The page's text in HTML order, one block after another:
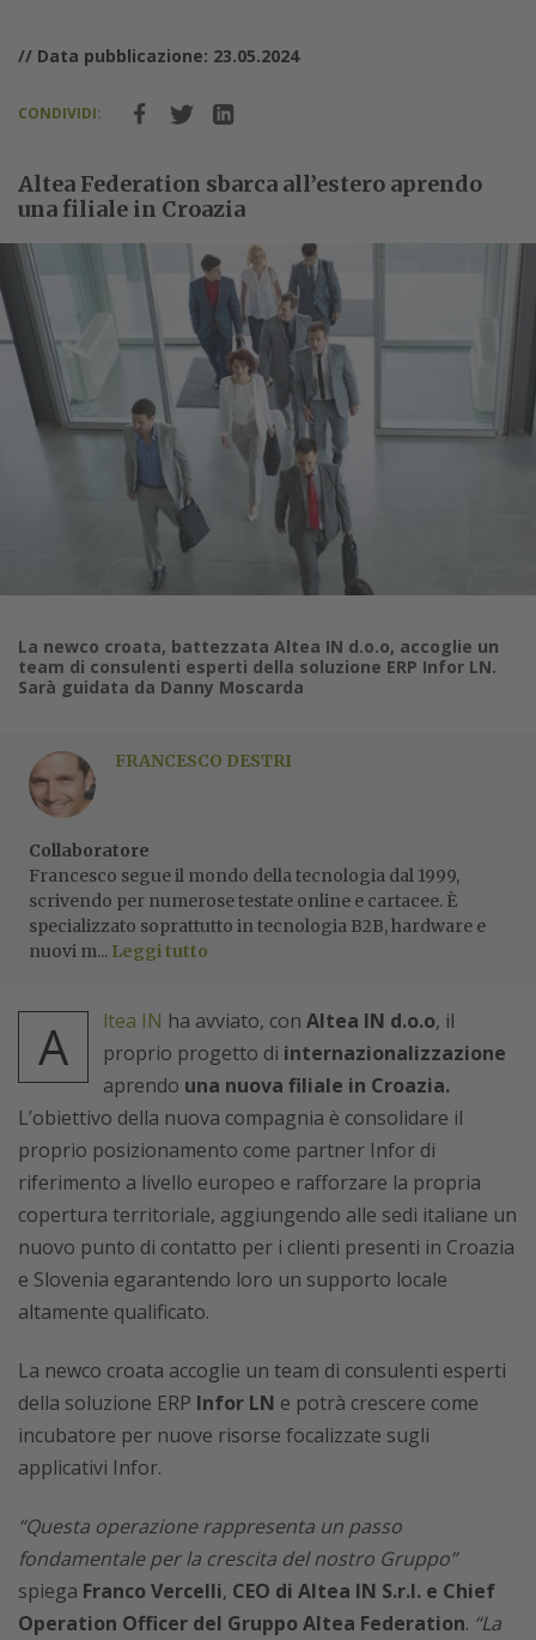
// Data pubblicazione: 23.05.2024
CONDIVIDI:
Altea Federation sbarca all’estero aprendo
una filiale in Croazia
La newco croata, battezzata Altea IN d.o.o, accoglie un
team di consulenti esperti della soluzione ERP Infor LN.
Sarà guidata da Danny Moscarda
FRANCESCO DESTRI
Collaboratore
Francesco segue il mondo della tecnologia dal 1999,
scrivendo per numerose testate online e cartacee. È
specializzato soprattutto in tecnologia B2B, hardware e
nuovi m... Leggi tutto
A ltea IN ha avviato, con Altea IN d.o.o, il
proprio progetto di internazionalizzazione
aprendo una nuova filiale in Croazia.
L’obiettivo della nuova compagnia è consolidare il
proprio posizionamento come partner Infor di
riferimento a livello europeo e rafforzare la propria
copertura territoriale, aggiungendo alle sedi italiane un
nuovo punto di contatto per i clienti presenti in Croazia
e Slovenia egarantendo loro un supporto locale
altamente qualificato.
La newco croata accoglie un team di consulenti esperti
della soluzione ERP Infor LN e potrà crescere come
incubatore per nuove risorse focalizzate sugli
applicativi Infor.
“Questa operazione rappresenta un passo
fondamentale per la crescita del nostro Gruppo”
spiega Franco Vercelli, CEO di Altea IN S.r.l. e Chief
Operation Officer del Gruppo Altea Federation. “La